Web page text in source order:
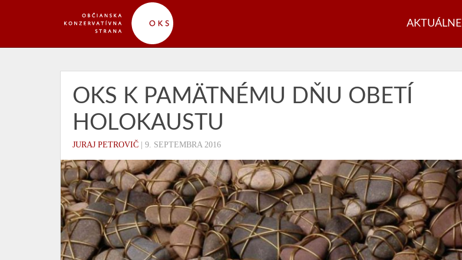
AKTUÁLNE
OKS K PAMÄTNÉMU DŇU OBETÍ
HOLOKAUSTU
JURAJ PETROVIČ 9. SEPTEMBRA 2016